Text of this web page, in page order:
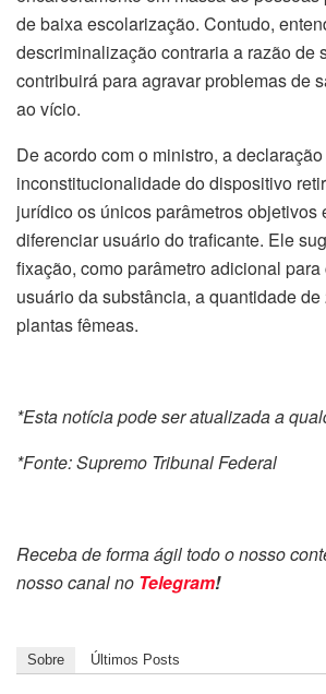
de baixa escolarização. Contudo,
descriminalização contraria a razão de
contribuirá para agravar problemas de
ao vício.
De acordo com o ministro, a
inconstitucionalidade do dispositivo
jurídico os únicos parâmetros objetivos
diferenciar usuário do traficante. Ele
fixação, como parâmetro adicional
usuário da substância, a quantidade
plantas fêmeas.
*Esta notícia pode ser atualizada a
*Fonte: Supremo Tribunal Federal
Receba de forma ágil todo o nosso
nosso canal no Telegram!
Sobre Últimos Posts